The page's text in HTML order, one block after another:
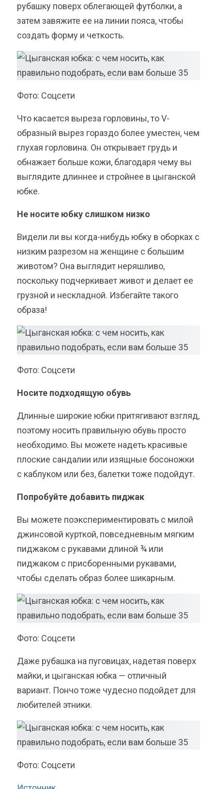
рубашку поверх облегающей футболки, а
затем завяжите ее на линии пояса, чтобы
создать форму и четкость.
Фото: Соцсети
Что касается выреза горловины, то V-
образный вырез гораздо более уместен, чем
глухая горловина. Он открывает грудь и
обнажает больше кожи, благодаря чему вы
выглядите длиннее и стройнее в цыганской
юбке.
Не носите юбку слишком низко
Видели ли вы когда-нибудь юбку в оборках с
низким разрезом на женщине с большим
животом? Она выглядит неряшливо,
поскольку подчеркивает живот и делает ее
грузной и нескладной. Избегайте такого
образа!
Фото: Соцсети
Носите подходящую обувь
Длинные широкие юбки притягивают взгляд,
поэтому носить правильную обувь просто
необходимо. Вы можете надеть красивые
плоские сандалии или изящные босоножки
с каблуком или без, балетки тоже подойдут.
Попробуйте добавить пиджак
Вы можете поэкспериментировать с милой
джинсовой курткой, повседневным мягким
пиджаком с рукавами длиной ¾ или
пиджаком с присборенными рукавами,
чтобы сделать образ более шикарным.
Фото: Соцсети
Даже рубашка на пуговицах, надетая поверх
майки, и цыганская юбка — отличный
вариант. Пончо тоже чудесно подойдет для
любителей этники.
Фото: Соцсети